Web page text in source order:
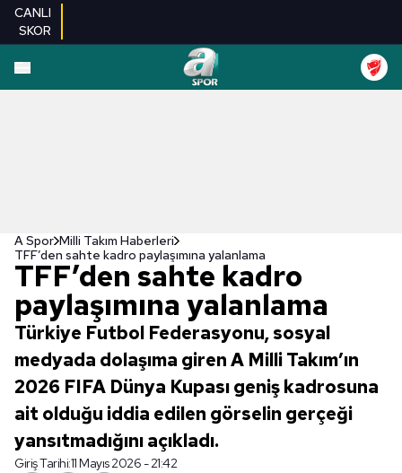
CANLI
SKOR
A Spor Milli Takım Haberleri
TFF’den sahte kadro paylaşımına yalanlama
TFF’den sahte kadro
paylaşımına yalanlama
Türkiye Futbol Federasyonu, sosyal
medyada dolaşıma giren A Milli Takım’ın
2026 FIFA Dünya Kupası geniş kadrosuna
ait olduğu iddia edilen görselin gerçeği
yansıtmadığını açıkladı.
Giriş Tarihi:11 Mayıs 2026 - 21:42